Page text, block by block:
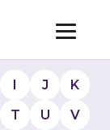
I J
K
T U
V